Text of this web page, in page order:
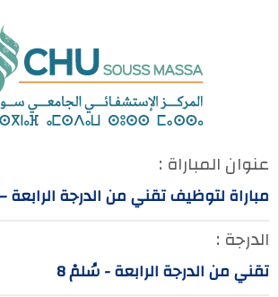
عنوان المباراة :
مباراة لتوظيف تقني من الدرجة الرابعة –
الدرجة :
تقني من الدرجة الرابعة - سُلمْ 8